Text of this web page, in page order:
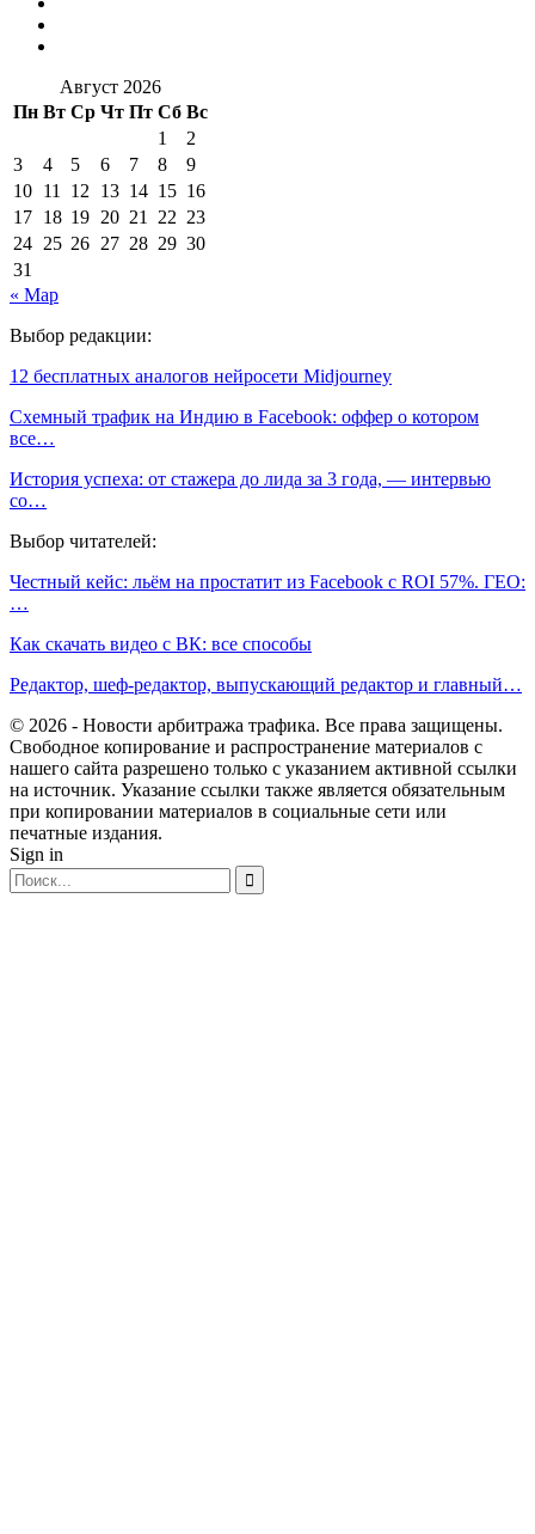
Август 2026
Пн Вт Ср Чт Пт Сб Вс
1
2
3
4 5 6 7 8
9
10 11 12 13 14 15 16
17 18 19 20 21 22 23
24 25 26 27 28 29 30
31
« Мар
Выбор редакции:
12 бесплатных аналогов нейросети Midjourney
Схемный трафик на Индию в Facebook: оффер о котором
все…
История успеха: от стажера до лида за 3 года, — интервью
со…
Выбор читателей:
Честный кейс: льём на простатит из Facebook с ROI 57%. ГЕО:
…
Как скачать видео с ВК: все способы
Редактор, шеф-редактор, выпускающий редактор и главный…
© 2026 - Новости арбитража трафика. Все права защищены.
Свободное копирование и распространение материалов с
нашего сайта разрешено только с указанием активной ссылки
на источник. Указание ссылки также является обязательным
при копировании материалов в социальные сети или
печатные издания.
Sign in